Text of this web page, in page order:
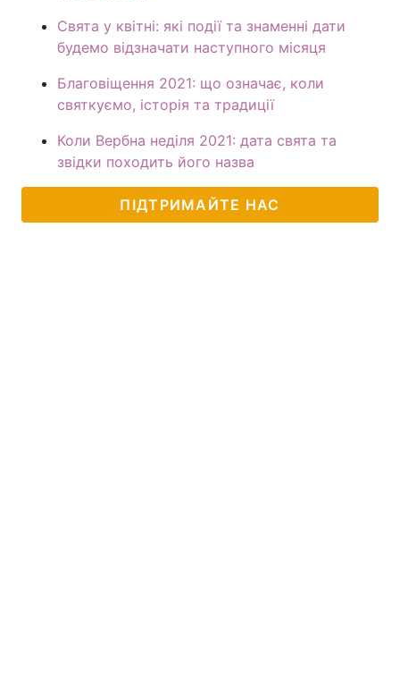
Свята у квітні: які події та знаменні дати
будемо відзначати наступного місяця
Благовіщення 2021: що означає, коли
святкуємо, історія та традиції
Коли Вербна неділя 2021: дата свята та
звідки походить його назва
ПІДТРИМАЙТЕ НАС